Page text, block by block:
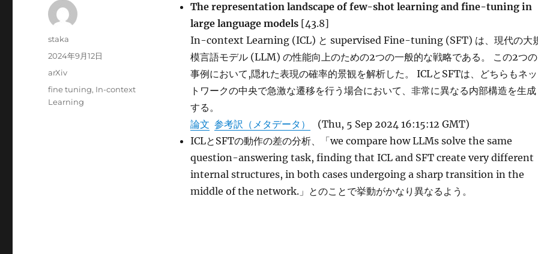
The representation landscape of few-shot learning and fine-tuning in
large language models [43.8]
In-context Learning (ICL) と supervised Fine-tuning (SFT) は、現代の大
模言語モデル (LLM) の性能向上のための2つの一般的な戦略である。 この2つの
事例において,隠れた表現の確率的景観を解析した。 ICLとSFTは、どちらもネッ
トワークの中央で急激な遷移を行う場合において、非常に異なる内部構造を生成
する。
論文 参考訳（メタデータ）
(Thu, 5 Sep 2024 16:15:12 GMT)
ICLとSFTの動作の差の分析、「we compare how LLMs solve the same
question-answering task, finding that ICL and SFT create very different
internal structures, in both cases undergoing a sharp transition in the
middle of the network.」とのことで挙動がかなり異なるよう。
投
staka
投
2024年9月12日
カ
テ
arXiv
タ
グ
fine tuning, In-context
Learning